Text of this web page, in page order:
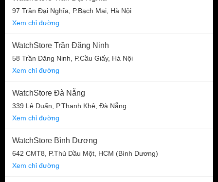
97 Trần Đại Nghĩa, P.Bạch Mai, Hà Nội
Xem chỉ đường
WatchStore Trần Đăng Ninh
58 Trần Đăng Ninh, P.Cầu Giấy, Hà Nội
Xem chỉ đường
WatchStore Đà Nẵng
339 Lê Duẩn, P.Thanh Khê, Đà Nẵng
Xem chỉ đường
WatchStore Bình Dương
642 CMT8, P.Thủ Dầu Một, HCM (Bình Dương)
Xem chỉ đường